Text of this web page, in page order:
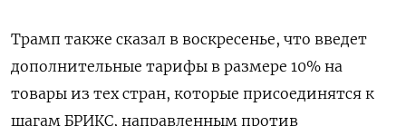
Трамп также сказал в воскресенье, что введет
дополнительные тарифы в размере 10% на
товары из тех стран, которые присоединятся к
шагам БРИКС, направленным против